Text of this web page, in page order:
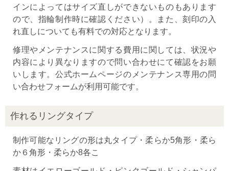
インによってはサイズ直しができないものもあります
ので、指輪制作時に確認ください）。また、刻印の入
れ直しについても有料での対応となります。
修理やメンテナンスに関する費用に関しては、状況や
内容により異なりますので問い合わせにて確認をお願
いします。公式ホームページのメンテナンス専用の問
い合わせフォームが利用可能です。
作れるリングタイプ
制作可能なリングの形は丸タイプ・柔らか5角形・柔ら
か６角形・柔らか8各こ